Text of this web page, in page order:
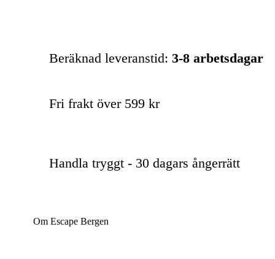
Beräknad leveranstid: 3-8 arbetsdagar
Fri frakt över 599 kr
Handla tryggt - 30 dagars ångerrätt
Om Escape Bergen